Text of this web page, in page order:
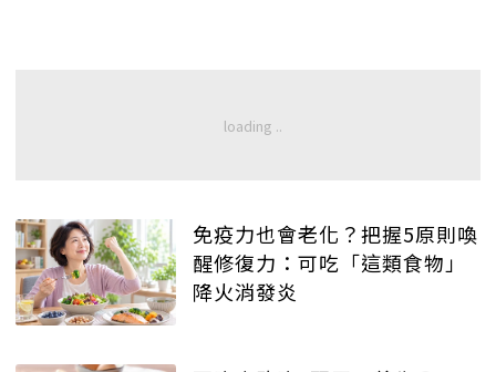
免疫力也會老化？把握5原則喚
醒修復力：可吃「這類食物」
降火消發炎